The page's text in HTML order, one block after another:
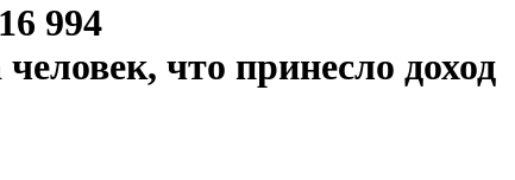
994
что принесло доход